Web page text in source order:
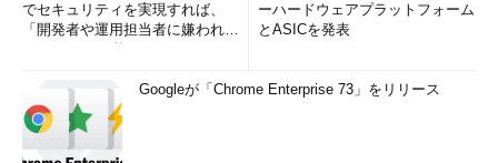
でセキュリティを実現すれば、
「開発者や運用担当者に嫌われな
ーハードウェアプラットフォーム
とASICを発表
Googleが「Chrome Enterprise 73」をリリース